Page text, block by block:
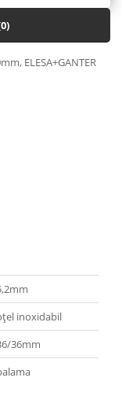
ELESA+GANTER
inoxidabil
36mm